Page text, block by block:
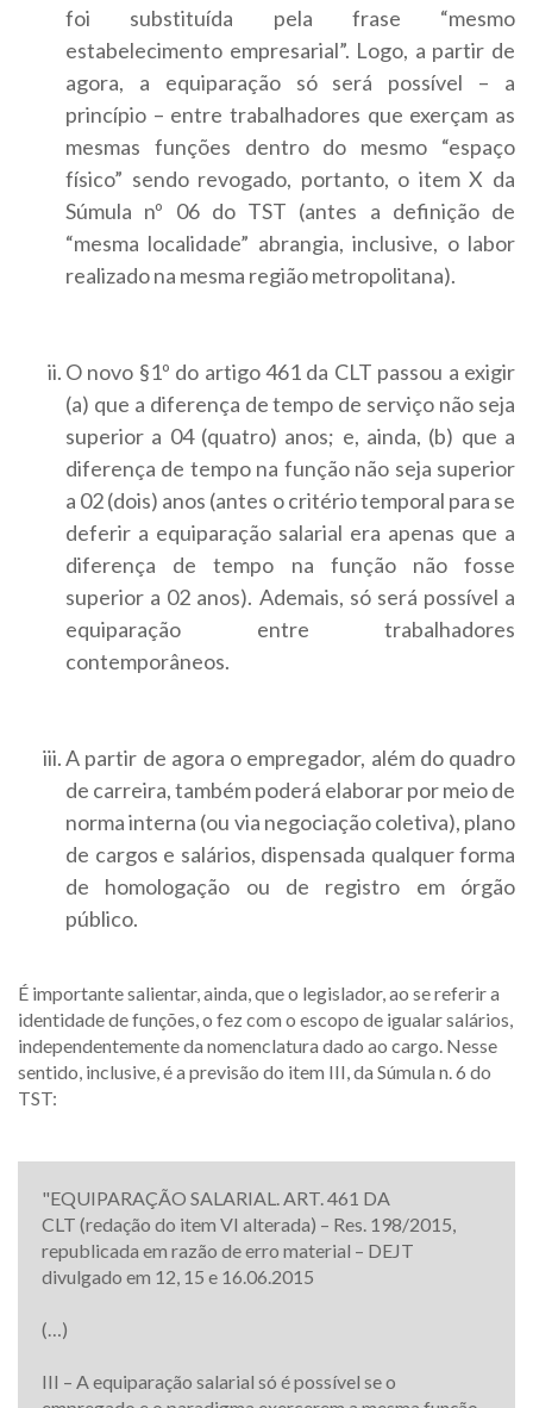
foi substituída pela frase “mesmo
estabelecimento empresarial”. Logo, a partir de
agora, a equiparação só será possível – a
princípio – entre trabalhadores que exerçam as
mesmas funções dentro do mesmo “espaço
físico” sendo revogado, portanto, o item X da
Súmula nº 06 do TST (antes a definição de
“mesma localidade” abrangia, inclusive, o labor
realizado na mesma região metropolitana).
O novo §1º do artigo 461 da CLT passou a exigir
(a) que a diferença de tempo de serviço não seja
superior a 04 (quatro) anos; e, ainda, (b) que a
diferença de tempo na função não seja superior
a 02 (dois) anos (antes o critério temporal para se
deferir a equiparação salarial era apenas que a
diferença de tempo na função não fosse
superior a 02 anos). Ademais, só será possível a
equiparação entre trabalhadores
contemporâneos.
A partir de agora o empregador, além do quadro
de carreira, também poderá elaborar por meio de
norma interna (ou via negociação coletiva), plano
de cargos e salários, dispensada qualquer forma
de homologação ou de registro em órgão
público.
É importante salientar, ainda, que o legislador, ao se referir a
identidade de funções, o fez com o escopo de igualar salários,
independentemente da nomenclatura dado ao cargo. Nesse
sentido, inclusive, é a previsão do item III, da Súmula n. 6 do
TST:
"EQUIPARAÇÃO SALARIAL. ART. 461 DA
CLT (redação do item VI alterada) – Res. 198/2015,
republicada em razão de erro material – DEJT
divulgado em 12, 15 e 16.06.2015
(…)
III – A equiparação salarial só é possível se o